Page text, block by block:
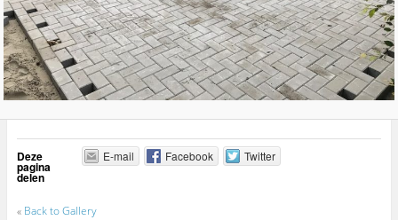
Deze
pagina
delen
E-mail Facebook Twitter
« Back to Gallery